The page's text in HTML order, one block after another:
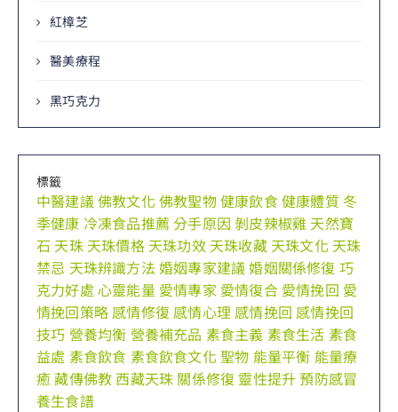
紅樟芝
醫美療程
黑巧克力
標籤
中醫建議佛教文化佛教聖物健康飲食健康體質 冬
季健康 冷凍食品推薦 分手原因 剝皮辣椒雞 天然寶
石 天珠 天珠價格 天珠功效 天珠收藏 天珠文化 天珠
禁忌 天珠辨識方法 婚姻專家建議婚姻關係修復 巧
克力好處 心靈能量 愛情專家 愛情復合 愛情挽回 愛
情挽回策略 感情修復 感情心理 感情挽回 感情挽回
技巧 營養均衡 營養補充品 素食主義 素食生活 素食
益處 素食飲食 素食飲食文化聖物 能量平衡 能量療
癒藏傳佛教 西藏天珠 關係修復 靈性提升預防感冒
養生食譜